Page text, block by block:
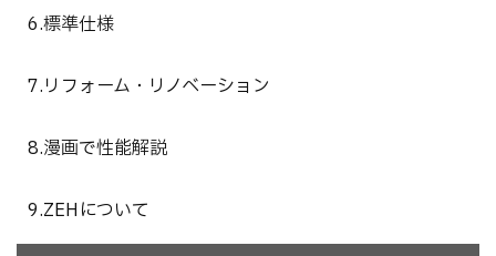
6.標準仕様
7.リフォーム・リノベーション
8.漫画で性能解説
9.ZEHについて